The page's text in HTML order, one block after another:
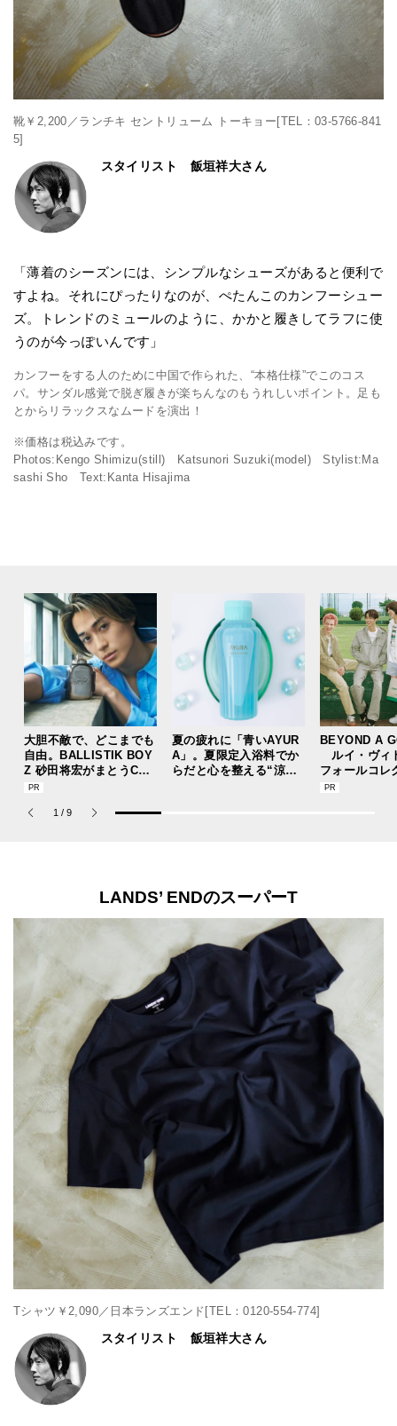
靴￥2,200／ランチキ セントリューム トーキョー[TEL：03-5766-841
5]
スタイリスト 飯垣祥大さん
「薄着のシーズンには、シンプルなシューズがあると便利で
すよね。それにぴったりなのが、ぺたんこのカンフーシュー
ズ。トレンドのミュールのように、かかと履きしてラフに使
うのが今っぽいんです」
カンフーをする人のために中国で作られた、“本格仕様”でこのコス
パ。サンダル感覚で脱ぎ履きが楽ちんなのもうれしいポイント。足も
とからリラックスなムードを演出！
※価格は税込みです。
Photos:Kengo Shimizu(still) Katsunori Suzuki(model) Stylist:Ma
sashi Sho Text:Kanta Hisajima
大胆不敵で、どこまでも
自由。BALLISTIK BOY
Z 砂田将宏がまとうCOA
CHの新作フレグランス
ナム パルファム」
夏の疲れに「青いAYUR
A」。夏限定入浴料でか
らだと心を整える“涼体
BEYOND A
ルイ・ヴィ
フォールコレ
描くプレッピ
1 / 9
LANDS’ ENDのスーパーT
Tシャツ￥2,090／日本ランズエンド[TEL：0120-554-774]
スタイリスト 飯垣祥大さん